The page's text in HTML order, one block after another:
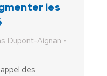
les
Dupont-Aignan
des